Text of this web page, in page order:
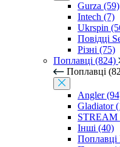
Gurza (59)
Intech (7)
Ukrspin
Повідці
Різні (75)
Поплавці (824)
Поплавці
Angler
Gladiator
STREAM
Інші (40)
Поплавці